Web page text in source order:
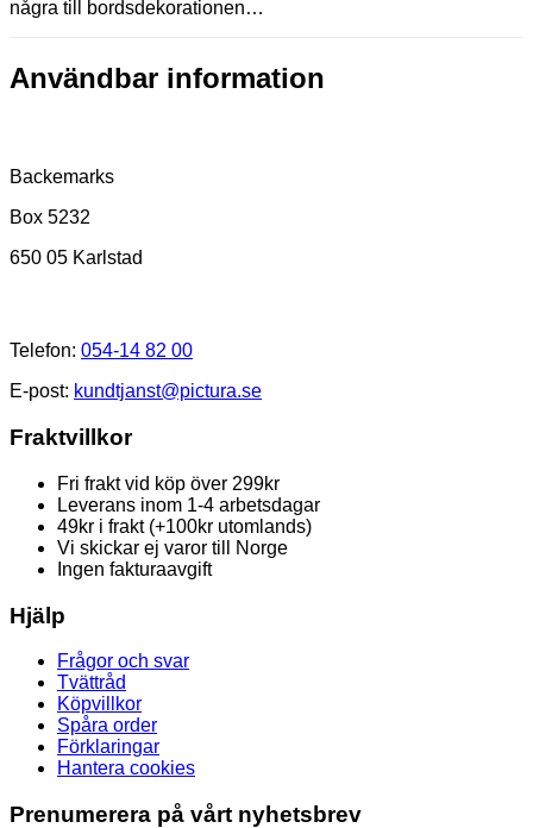
några till bordsdekorationen…
Användbar information
Backemarks
Box 5232
650 05 Karlstad
Telefon: 054-14 82 00
E-post: kundtjanst@pictura.se
Fraktvillkor
Fri frakt vid köp över 299kr
Leverans inom 1-4 arbetsdagar
49kr i frakt (+100kr utomlands)
Vi skickar ej varor till Norge
Ingen fakturaavgift
Hjälp
Frågor och svar
Tvättråd
Köpvillkor
Spåra order
Förklaringar
Hantera cookies
Prenumerera på vårt nyhetsbrev